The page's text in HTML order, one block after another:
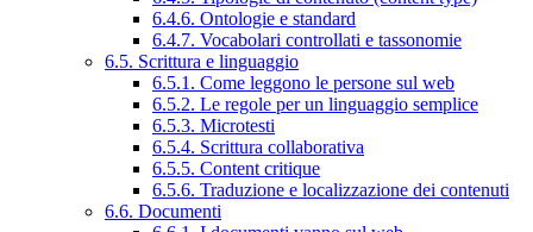
6.4.6. Ontologie e standard
6.4.7. Vocabolari controllati e tassonomie
6.5. Scrittura e linguaggio
6.5.1. Come leggono le persone sul web
6.5.2. Le regole per un linguaggio semplice
6.5.3. Microtesti
6.5.4. Scrittura collaborativa
6.5.5. Content critique
6.5.6. Traduzione e localizzazione dei contenuti
6.6. Documenti